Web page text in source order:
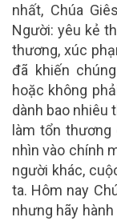
nhất, Chúa
Người: yêu kẻ
thương, xúc
đã khiến
hoặc không
dành bao nhiêu
làm tổn
nhìn vào chính
người khác,
ta. Hôm nay
nhưng hãy